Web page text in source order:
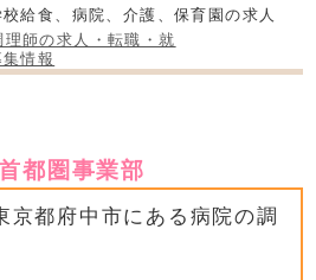
給食、病院、介護、保育園の求人
都圏事業部
京都府中市にある病院の調